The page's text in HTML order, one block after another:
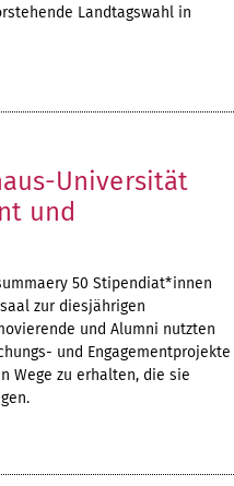
Landtagswahl in
Universität
und
50 Stipendiat*innen
zur diesjährigen
und Alumni nutzten
und Engagementprojekte
Wege zu erhalten, die sie